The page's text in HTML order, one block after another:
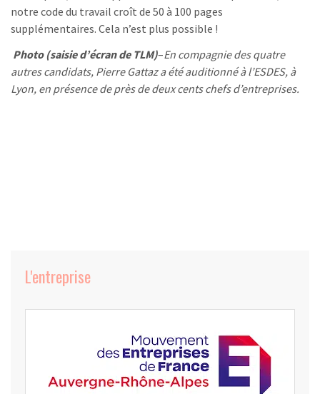
notre code du travail croît de 50 à 100 pages
supplémentaires. Cela n’est plus possible !
Photo (saisie d’écran de TLM)–En compagnie des quatre
autres candidats, Pierre Gattaz a été auditionné à l’ESDES, à
Lyon, en présence de près de deux cents chefs d’entreprises.
L'entreprise